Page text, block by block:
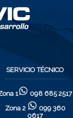
SERVICIO TÉCNICO
1
098 685 2517
Zona 2
099 360
0617